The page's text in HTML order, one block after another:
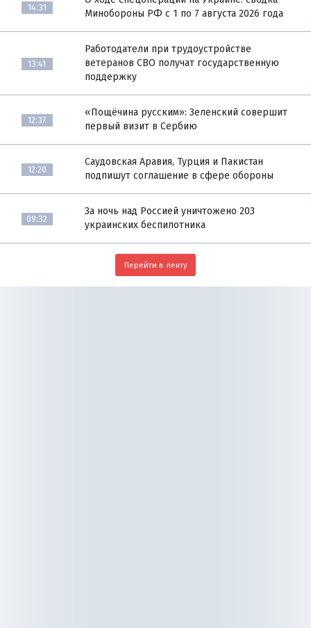
14:31
Минобороны РФ с 1 по 7 августа 2026 года
13:41
Работодатели при трудоустройстве
ветеранов СВО получат государственную
поддержку
12:37
«Пощёчина русским»: Зеленский совершит
первый визит в Сербию
12:20
Саудовская Аравия, Турция и Пакистан
подпишут соглашение в сфере обороны
09:32
За ночь над Россией уничтожено 203
украинских беспилотника
Перейти в ленту